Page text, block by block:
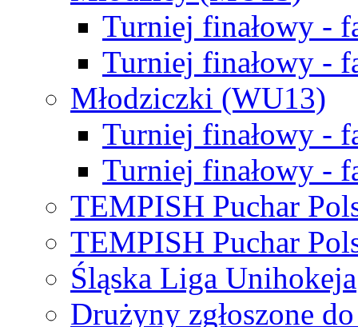
Turniej finałowy -
Turniej finałowy -
Młodziczki (WU13)
Turniej finałowy -
Turniej finałowy -
TEMPISH Puchar
TEMPISH Puchar
Śląska Liga Unihokeja
Drużyny zgłoszone